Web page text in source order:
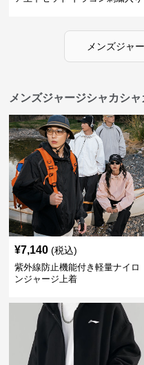
メンズジャ
メンズジャージシャカシ
¥7,140 (税込)
紫外線防止機能付き軽量ナイロ
ンジャージ上着